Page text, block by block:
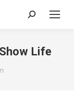
Поиск:
Life